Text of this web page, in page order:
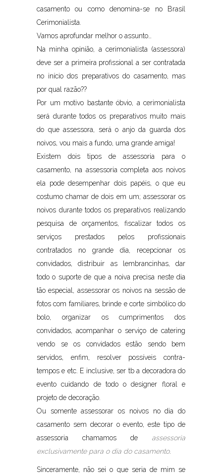
casamento ou como denomina-se no Brasil
Cerimonialista.
Vamos aprofundar melhor o assunto…
Na minha opinião, a cerimonialista (assessora)
deve ser a primeira profissional a ser contratada
no início dos preparativos do casamento, mas
por qual razão??
Por um motivo bastante óbvio, a cerimonialista
será durante todos os preparativos muito mais
do que assessora, será o anjo da guarda dos
noivos, vou mais a fundo, uma grande amiga!
Existem dois tipos de assessoria para o
casamento, na assessoria completa aos noivos
ela pode desempenhar dois papéis, o que eu
costumo chamar de dois em um; assessorar os
noivos durante todos os preparativos realizando
pesquisa de orçamentos, fiscalizar todos os
serviços prestados pelos profissionais
contratados no grande dia, recepcionar os
convidados, distribuir as lembrancinhas, dar
todo o suporte de que a noiva precisa neste dia
tão especial, assessorar os noivos na sessão de
fotos com familiares, brinde e corte simbólico do
bolo, organizar os cumprimentos dos
convidados, acompanhar o serviço de catering
vendo se os convidados estão sendo bem
servidos, enfim, resolver possíveis contra-
tempos e etc. E inclusive, ser tb a decoradora do
evento cuidando de todo o designer floral e
projeto de decoração.
Ou somente assessorar os noivos no dia do
casamento sem decorar o evento, este tipo de
assessoria chamamos de assessoria
exclusivamente para o dia do casamento.
Sinceramente, não sei o que seria de mim se